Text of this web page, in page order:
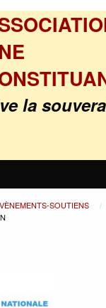
la
SOUTIENS